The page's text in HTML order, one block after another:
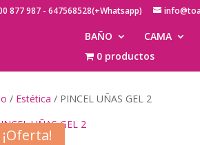
877 987 - 647568528(+Whatsapp)
BAÑO CAMA
0 productos
/ Estética / PINCEL UÑAS GEL 2
¡Oferta!